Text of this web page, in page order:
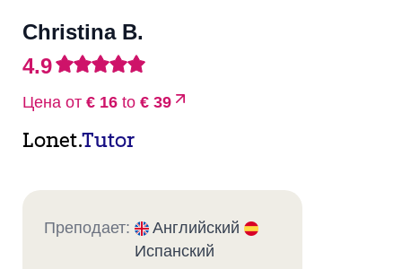
Christina B.
4.9
Цена от € 16 to € 39
Lonet.Tutor
Преподает:
Английский
Испанский